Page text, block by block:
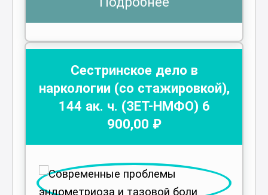
Сестринское дело в
наркологии (со стажировкой),
144 ак. ч. (ЗЕТ-НМФО) 6
900,00 ₽